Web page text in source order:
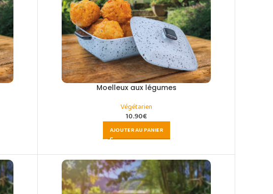
Moelleux aux légumes
Végétarien
10.90€
AJOUTER AU PANIER